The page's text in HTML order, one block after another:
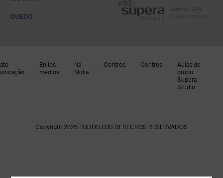
OVIEDO
En los
medios
Na
Midia
Centros Centros
Aulas de
grupo
Supera
Studio
Copyright 2026 TODOS LOS DERECHOS RESERVADOS